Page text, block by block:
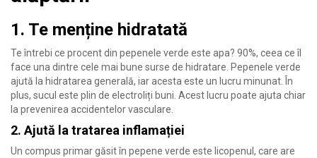
1. Te menține hidratată
Te întrebi ce procent din pepenele verde este apa? 90%, ceea ce îl
face una dintre cele mai bune surse de hidratare. Pepenele verde
ajută la hidratarea generală, iar acesta este un lucru minunat. În
plus, sucul este plin de electroliți buni. Acest lucru poate ajuta chiar
la prevenirea accidentelor vasculare.
2. Ajută la tratarea inflamației
Un compus primar găsit în pepene verde este licopenul, care are